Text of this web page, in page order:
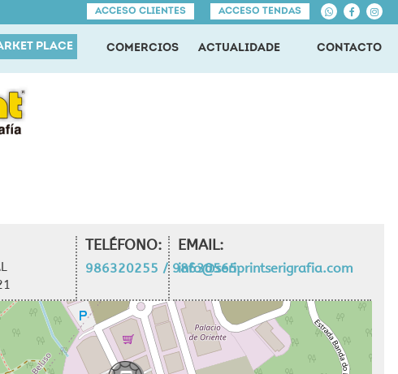
ACCESO CLIENTES ACCESO TENDAS
PLACE COMERCIOS ACTUALIDADE CONTACTO
TELÉFONO:
986320255 / 98630565
EMAIL:
info@seriprintserigrafia.com